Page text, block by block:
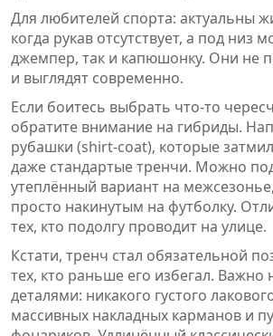
Для любителей спорта: актуальны
когда рукав отсутствует, а под низ
джемпер, так и капюшонку. Они не
и выглядят современно.
Если боитесь выбрать что-то
обратите внимание на гибриды.
рубашки (shirt-coat), которые
даже стандартые тренчи. Можно
утеплённый вариант на
просто накинутым на футболку.
тех, кто подолгу проводит на улице.
Кстати, тренч стал обязательной
тех, кто раньше его избегал. Важно
деталями: никакого густого
массивных накладных карманов и